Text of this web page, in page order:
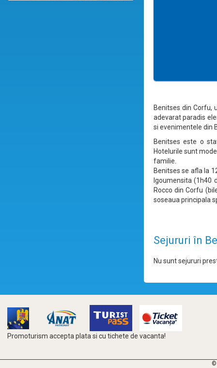
Benitses din Corfu,
adevarat paradis
si evenimentele din
Benitses este o
Hotelurile sunt
familie.
Benitses se afla la
Igoumensita (1h40
Rocco din Corfu
soseaua principala
Sejururi în
Nu sunt sejururi
Promoturism accepta plata si cu tichete de vacanta!
©